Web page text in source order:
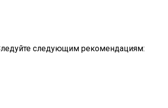
следующим рекомендациям: